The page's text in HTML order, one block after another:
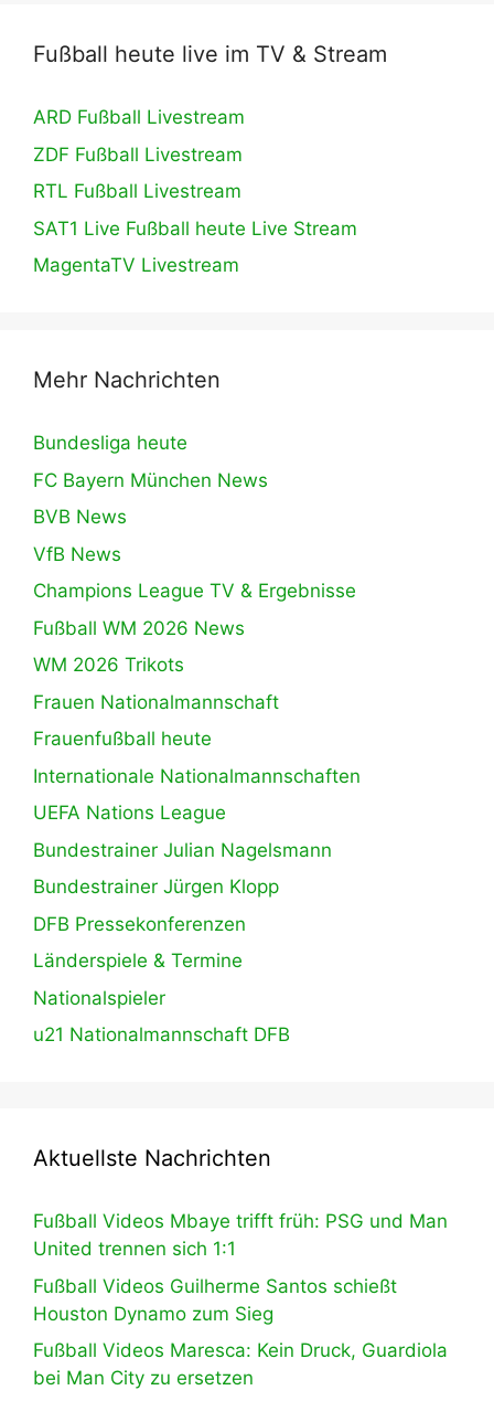
Fußball heute live im TV & Stream
ARD Fußball Livestream
ZDF Fußball Livestream
RTL Fußball Livestream
SAT1 Live Fußball heute Live Stream
MagentaTV Livestream
Mehr Nachrichten
Bundesliga heute
FC Bayern München News
BVB News
VfB News
Champions League TV & Ergebnisse
Fußball WM 2026 News
WM 2026 Trikots
Frauen Nationalmannschaft
Frauenfußball heute
Internationale Nationalmannschaften
UEFA Nations League
Bundestrainer Julian Nagelsmann
Bundestrainer Jürgen Klopp
DFB Pressekonferenzen
Länderspiele & Termine
Nationalspieler
u21 Nationalmannschaft DFB
Aktuellste Nachrichten
Fußball Videos Mbaye trifft früh: PSG und Man
United trennen sich 1:1
Fußball Videos Guilherme Santos schießt
Houston Dynamo zum Sieg
Fußball Videos Maresca: Kein Druck, Guardiola
bei Man City zu ersetzen